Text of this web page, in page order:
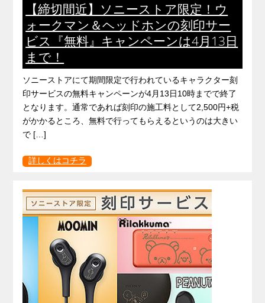
【締切間近】ソニーストア限定！ウ
ォークマン＆ヘッドホンの刻印サー
ビス『無料』キャンペーンは4月13日
まで！
ソニーストアにて期間限定で行われているキャラクター刻
印サービスの無料キャンペーンが4月13日10時までで終了
となります。通常であれば刻印の施工料として2,500円+税
がかかるところ、無料で行ってもらえるというのは大きい
で […]
詳しくはコチラ